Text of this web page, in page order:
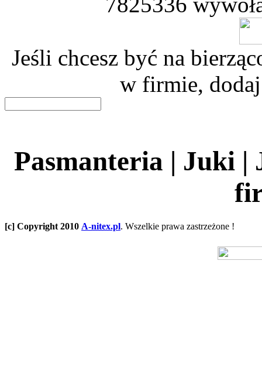
Jeśli chcesz być na
w firmie,
Pasmanteria | Juki |
[c] Copyright 2010 A-nitex.pl. Wszelkie prawa zastrzeżone !